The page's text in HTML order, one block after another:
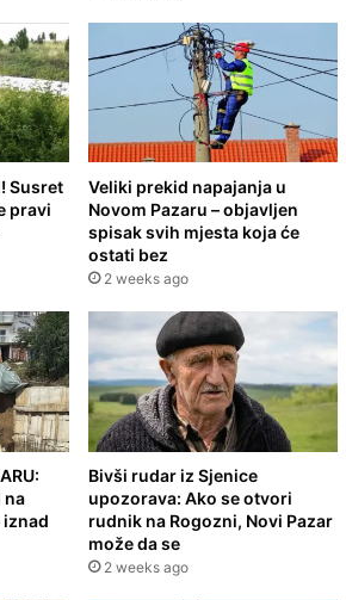
Susret
pravi
Veliki prekid napajanja u
Novom Pazaru – objavljen
spisak svih mjesta koja će
ostati bez
2 weeks ago
na
Bivši rudar iz Sjenice
upozorava: Ako se otvori
rudnik na Rogozni, Novi Pazar
može da se
2 weeks ago